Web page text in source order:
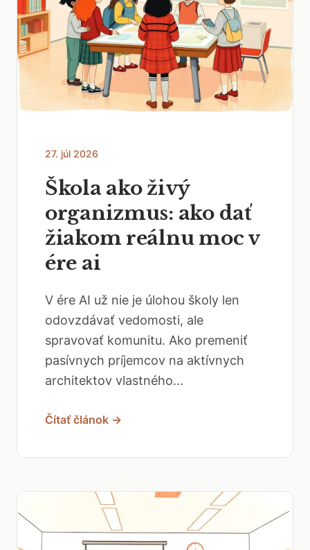
27. júl 2026
Škola ako živý
organizmus: ako dať
žiakom reálnu moc v
ére ai
V ére AI už nie je úlohou školy len
odovzdávať vedomosti, ale
spravovať komunitu. Ako premeniť
pasívnych príjemcov na aktívnych
architektov vlastného...
Čítať článok →